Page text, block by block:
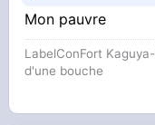
Mon pauvre
LabelConFort
d'une bouche